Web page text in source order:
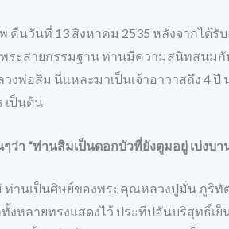
นวันที่ 13 สิงหาคม 2535 หลังจากได้
ระสายกรรมฐาน ท่านมีความสนิทสนม
พ่อสิม นี่แหละมาเป็นเจ้าอาวาสถึง 4 ปี
เป็นต้น
“ท่านสิมเป็นดอกบัวที่ยังตูมอยู่ เบ่งบา
ท่านเป็นศิษย์ของพระคุณหลวงปู่มั่น ภูริ
งหลายทรงแสดงไว้ ประทีปอันบริสุทธิ์เ